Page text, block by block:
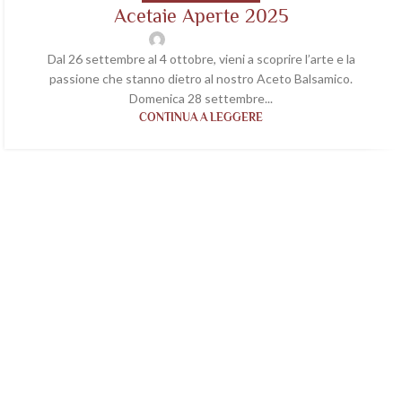
Acetaie Aperte 2025
wp-acetaiavaleri
Dal 26 settembre al 4 ottobre, vieni a scoprire l’arte e la
passione che stanno dietro al nostro Aceto Balsamico.
Domenica 28 settembre...
CONTINUA A LEGGERE